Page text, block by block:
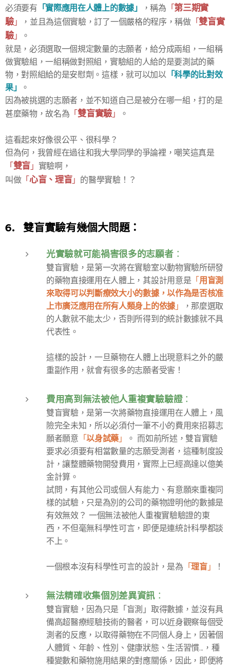
必須要有 「實際應用在人體上的數據」 ，稱為 「第三期實
驗」 ，並且為這個實驗，訂了一個嚴格的程序，稱做「雙盲實
驗」
。
就是，必須選取一個規定數量的志願者，給分成兩組，一組稱
做實驗組，一組稱做對照組，實驗組的人給的是要測試的藥
物，對照組給的是安慰劑。這樣，就可以加以「科學的比對效
果」
。
因為被挑選的志願者，並不知道自己是被分在哪一組，打的是
甚麼藥物，故名為 「雙盲實驗」 。
這看起來好像很公平、很科學？
但為何，我曾經在過往和我大學同學的爭論裡，嘲笑這真是
「雙盲 」 實驗啊，
叫做「心盲、理盲」 的醫學實驗！？
6. 雙盲實驗有幾個大問題：
光實驗就可能禍害很多的志願者：
雙盲實驗，是第一次將在實驗室以動物實驗所研發
的藥物直接運用在人體上，其設計用意是 「 用盲測
來取得可以判斷療效大小的數據，以作為是否核准
上市廣泛應用在所有人類身上的依據」
，那麼選取
的人數就不能太少，否則所得到的統計數據就不具
代表性。
這樣的設計，一旦藥物在人體上出現意料之外的嚴
重副作用，就會有很多的志願者受害！
費用高到無法被他人重複實驗驗證：
雙盲實驗，是第一次將藥物直接運用在人體上，風
險完全未知，所以必須付一筆不小的費用來招募志
願者願意 「以身試藥 」
。 而如前所述，雙盲實驗
要求必須要有相當數量的志願受測者，這種制度設
計，讓整體藥物開發費用，實際上已經高達以億美
金計算。
試問，有其他公司或個人有能力、有意願來重複同
樣的試驗，只是為別的公司的藥物證明他的數據是
有效無效？ 一個無法被他人重複實驗驗證的東
西，不但毫無科學性可言，即便是連統計科學都談
不上。
一個根本沒有科學性可言的設計，是為 「理盲」 ！
無法精確收集個別差異資訊 ：
雙盲實驗，因為只是「盲測」取得數據，並沒有具
備高超醫療經驗技術的醫者，可以近身觀察每個受
測者的反應，以取得藥物在不同個人身上，因著個
人體質、年齡、性別、健康狀態、生活習慣...，種
種變數和藥物施用結果的對應關係，因此，即便將